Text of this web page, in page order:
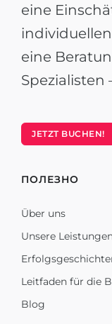
eine
eine
Spezialisten
JETZT BUCHEN!
ПОЛЕЗНО
Über uns
Unsere
Leitfaden für die
Blog